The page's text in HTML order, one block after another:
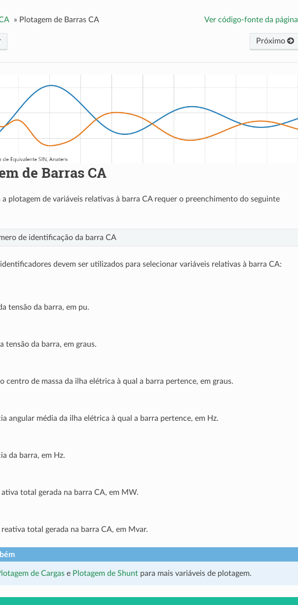
» Plotagem de Barras CA Ver código-fonte da página
Próximo
de Barras CA
a plotagem de variáveis relativas à barra CA requer o preenchimento do seguinte
de identificação da barra CA
devem ser utilizados para selecionar variáveis relativas à barra CA:
tensão da barra, em pu.
tensão da barra, em graus.
centro de massa da ilha elétrica à qual a barra pertence, em graus.
angular média da ilha elétrica à qual a barra pertence, em Hz.
da barra, em Hz.
ativa total gerada na barra CA, em MW.
reativa total gerada na barra CA, em Mvar.
de Cargase Plotagem de Shuntpara mais variáveis de plotagem.